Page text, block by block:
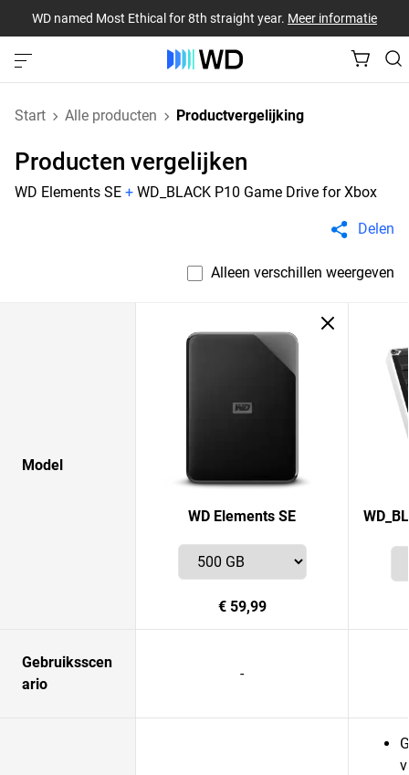
WD named Most Ethical for 8th straight year. Meer informatie
Start Alle producten Productvergelijking
Producten vergelijken
WD Elements SE + WD_BLACK P10 Game Drive for Xbox
Delen
Alleen verschillen weergeven
Model
WD Elements SE
€ 59,99
Gebruiksscen
ario
-